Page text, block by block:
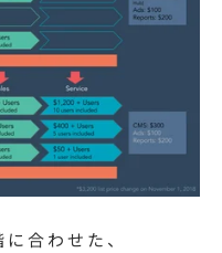
合わせた、